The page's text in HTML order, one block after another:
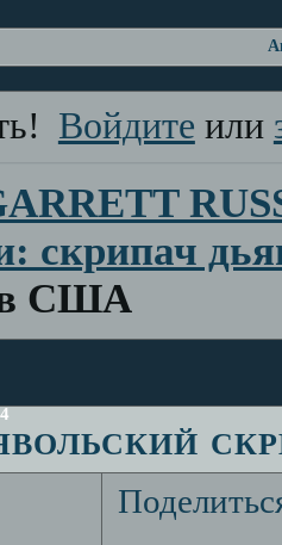
Войдите или
скрипач
в США